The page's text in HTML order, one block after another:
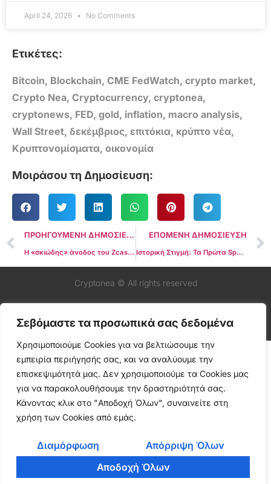
Σεβόμαστε τα προσωπικά σας δεδομένα
Χρησιμοποιούμε Cookies για να βελτιώσουμε την
εμπειρία περιήγησής σας, και να αναλύουμε την
επισκεψιμότητά μας. Δεν χρησιμοποιούμε τα Cookies μας
για να παρακολουθήσουμε την δραστηριότητά σας.
Κάνοντας κλικ στο "Αποδοχή Όλων", συναινείτε στη
χρήση των Cookies από εμάς.
Διαμόρφωση
Απόρριψη Όλων
Αποδοχή Όλων
April 24, 2026 No Comments
Ετικέτες:
Bitcoin, Blockchain, CME FedWatch, crypto market,
Crypto Nea, Cryptocurrency, cryptonea,
cryptonews, FED, gold, inflation, macro analysis,
Wall Street, δεκέμβριος, επιτόκια, κρύπτο νέα,
Κρυπτονομίσματα, οικονομία
Μοιράσου τη Δημοσίευση:
ΠΡΟΗΓΟΥΜΕΝΗ ΔΗΜΟΣΙΕΥΣΗ
Η «σκιώδης» άνοδος του Zcash: Μπορεί να «σπάσει» την κυριαρχία του Bitcoin;
ΕΠΟΜΕΝΗ ΔΗΜΟΣΙΕΥΣΗ
Ιστορική Στιγμή: Τα Πρώτα Spot ETFs σε XRP και Dogecoin της Grayscale Ξεκινούν 24 Νοεμβρίου και Μπορούν να Φέρουν Ιστορικά Κεφάλαια στα Altcoins
Cryptonea © All rights reserved